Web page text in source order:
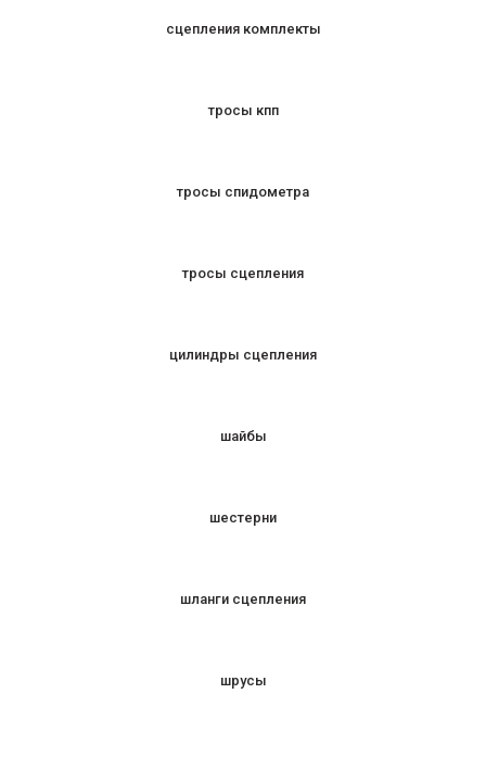
сцепления комплекты
тросы кпп
тросы спидометра
тросы сцепления
цилиндры сцепления
шайбы
шестерни
шланги сцепления
шрусы